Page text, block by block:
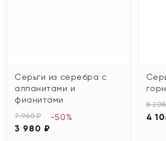
Серьги из серебра с
алпанитами и
фианитами
7 960 ₽
3 980 ₽
-50%
8
4